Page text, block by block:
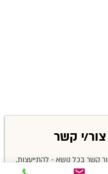
צור/י קשר
קשר בכל נושא - להתייעצות,
זיהויים, פרטים על האירועים,